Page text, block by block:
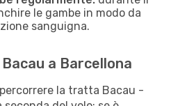
le gambe in modo da
sanguigna.
a Barcellona
la tratta Bacau -